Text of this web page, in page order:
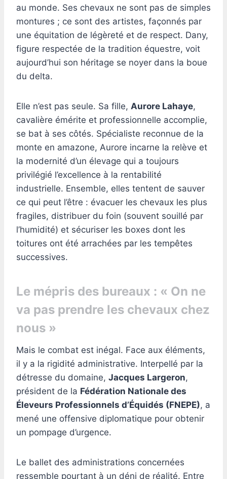
au monde. Ses chevaux ne sont pas de simples
montures ; ce sont des artistes, façonnés par
une équitation de légèreté et de respect. Dany,
figure respectée de la tradition équestre, voit
aujourd’hui son héritage se noyer dans la boue
du delta.
Elle n’est pas seule. Sa fille, Aurore Lahaye,
cavalière émérite et professionnelle accomplie,
se bat à ses côtés. Spécialiste reconnue de la
monte en amazone, Aurore incarne la relève et
la modernité d’un élevage qui a toujours
privilégié l’excellence à la rentabilité
industrielle. Ensemble, elles tentent de sauver
ce qui peut l’être : évacuer les chevaux les plus
fragiles, distribuer du foin (souvent souillé par
l’humidité) et sécuriser les boxes dont les
toitures ont été arrachées par les tempêtes
successives.
Le mépris des bureaux : « On ne
va pas prendre les chevaux chez
nous »
Mais le combat est inégal. Face aux éléments,
il y a la rigidité administrative. Interpellé par la
détresse du domaine, Jacques Largeron,
président de la Fédération Nationale des
Éleveurs Professionnels d’Équidés (FNEPE), a
mené une offensive diplomatique pour obtenir
un pompage d’urgence.
Le ballet des administrations concernées
ressemble pourtant à un déni de réalité. Entre